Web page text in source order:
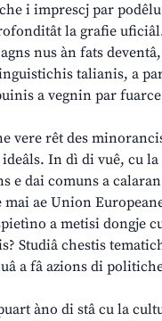
i imprescj par
la grafie
nus àn fats
talianis, a
a vegnin par
vere rêt des
In dì di vuê, cu
e dai comuns a
ae Union
a metisi dongje
Studiâ chestis
a fâ azions di
àno di stâ cu la